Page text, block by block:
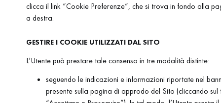
clicca il link “Cookie Preferenze”, che si trova in fondo alla
a destra.
GESTIRE I COOKIE UTILIZZATI DAL SITO
L’Utente può prestare tale consenso in tre modalità distinte:
seguendo le indicazioni e informazioni riportate nel
presente sulla pagina di approdo del Sito (cliccando sul